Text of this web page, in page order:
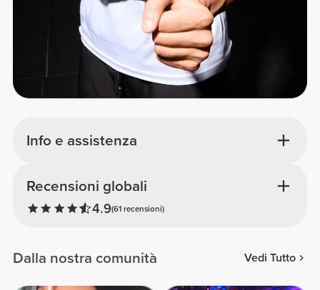
Info e assistenza
Recensioni globali
4.9(61 recensioni)
Dalla nostra comunità Vedi Tutto